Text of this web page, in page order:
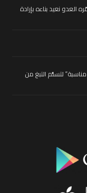
نعيد بناءه بإرادة
لتسلُّم التبغ من